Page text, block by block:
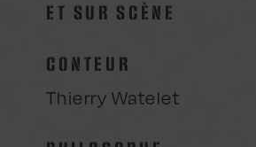
ET SUR SCÈNE
CONTEUR
Thierry Watelet